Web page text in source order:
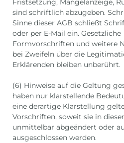
Fristsetzung, Mängelanzeige,
sind schriftlich abzugeben.
Sinne dieser AGB schließt
oder per E-Mail ein. Gesetzliche
Formvorschriften und weitere
bei Zweifeln über die
Erklärenden bleiben unberührt.
(6) Hinweise auf die Geltung
haben nur klarstellende
eine derartige Klarstellung
Vorschriften, soweit sie in
unmittelbar abgeändert oder
ausgeschlossen werden.